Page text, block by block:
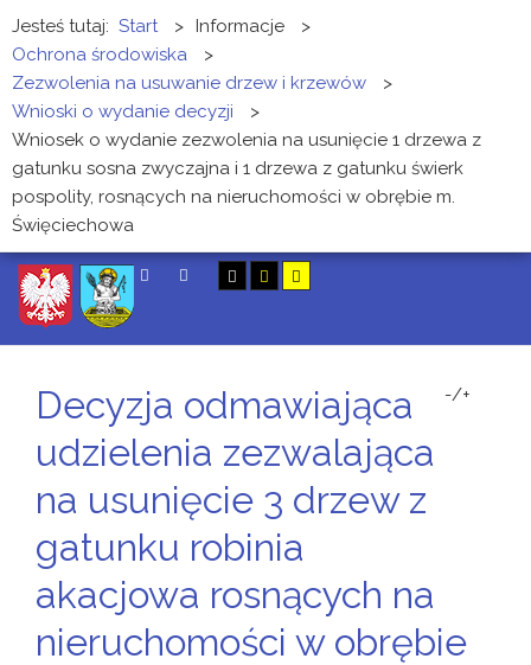
Jesteś tutaj: Start > Informacje
>
Ochrona środowiska
>
Zezwolenia na usuwanie drzew i krzewów
>
Wnioski o wydanie decyzji
>
Wniosek o wydanie zezwolenia na usunięcie 1 drzewa z
gatunku sosna zwyczajna i 1 drzewa z gatunku świerk
pospolity, rosnących na nieruchomości w obrębie m.
Święciechowa
Decyzja odmawiająca
udzielenia zezwalająca
na usunięcie 3 drzew z
gatunku robinia
akacjowa rosnących na
nieruchomości w obrębie
-/+